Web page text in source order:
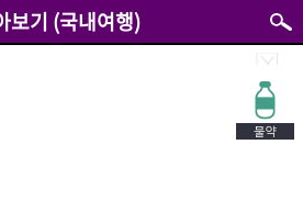
보기 (국내여행)